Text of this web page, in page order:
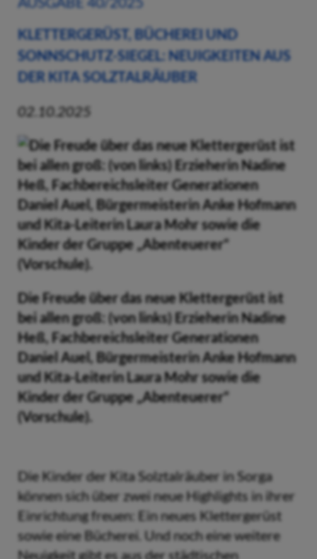
KLETTERGERÜST, BÜCHEREI UND
SONNSCHUTZ-SIEGEL: NEUIGKEITEN AUS
DER KITA SOLZTALRÄUBER
02.10.2025
Die Freude über das neue Klettergerüst ist
bei allen groß: (von links) Erzieherin Nadine
Heß, Fachbereichsleiter Generationen
Daniel Auel, Bürgermeisterin Anke Hofmann
und Kita-Leiterin Laura Mohr sowie die
Kinder der Gruppe „Abenteuerer“
(Vorschule).
Die Kinder der Kita Solztalräuber in Sorga
können sich über zwei neue Highlights in ihrer
Einrichtung freuen: Ein neues Klettergerüst
sowie eine Bücherei. Und noch eine weitere
Neuigkeit gibt es aus der städtischen